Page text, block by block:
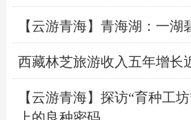
【云游青海】青海湖：一湖
西藏林芝旅游收入五年增长
【云游青海】探访“育种工